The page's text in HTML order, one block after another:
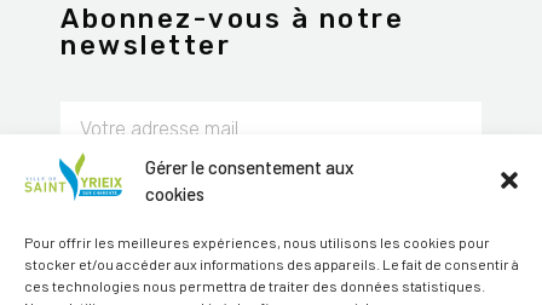
Gérer le consentement aux
cookies
Pour offrir les meilleures expériences, nous utilisons les cookies pour
stocker et/ou accéder aux informations des appareils. Le fait de consentir à
ces technologies nous permettra de traiter des données statistiques.
Abonnez-vous à notre
newsletter
Suivez-nous sur les réseaux sociaux